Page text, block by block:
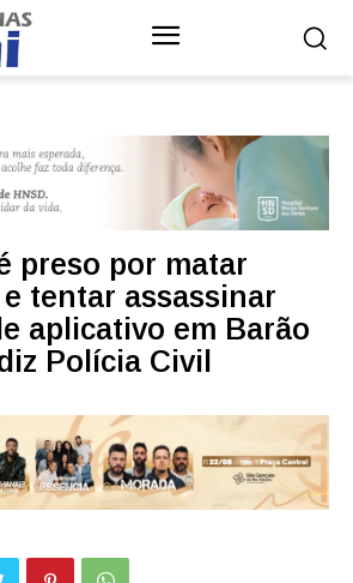
preso por matar
tentar assassinar
aplicativo em Barão
Polícia Civil